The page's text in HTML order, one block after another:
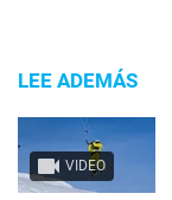
LEE ADEMÁS
VIDEO